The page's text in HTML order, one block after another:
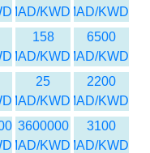
MAD/KWD
MAD/KWD
6500
MAD/KWD
158
MAD/KWD
2200
MAD/KWD
25
MAD/KWD
3100
MAD/KWD
3600000
MAD/KWD